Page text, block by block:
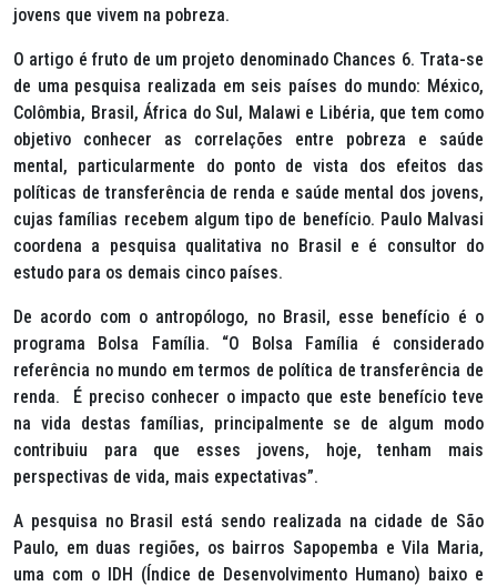
jovens que vivem na pobreza.
O artigo é fruto de um projeto denominado Chances 6. Trata-se
de uma pesquisa realizada em seis países do mundo: México,
Colômbia, Brasil, África do Sul, Malawi e Libéria, que tem como
objetivo conhecer as correlações entre pobreza e saúde
mental, particularmente do ponto de vista dos efeitos das
políticas de transferência de renda e saúde mental dos jovens,
cujas famílias recebem algum tipo de benefício. Paulo Malvasi
coordena a pesquisa qualitativa no Brasil e é consultor do
estudo para os demais cinco países.
De acordo com o antropólogo, no Brasil, esse benefício é o
programa Bolsa Família. “O Bolsa Família é considerado
referência no mundo em termos de política de transferência de
renda. É preciso conhecer o impacto que este benefício teve
na vida destas famílias, principalmente se de algum modo
contribuiu para que esses jovens, hoje, tenham mais
perspectivas de vida, mais expectativas”.
A pesquisa no Brasil está sendo realizada na cidade de São
Paulo, em duas regiões, os bairros Sapopemba e Vila Maria,
uma com o IDH (Índice de Desenvolvimento Humano) baixo e